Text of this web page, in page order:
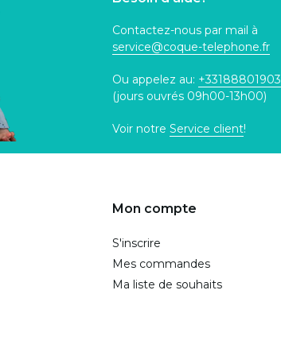
Contactez-nous par mail à
service@coque-telephone.fr
Ou appelez au: +33188801903
(jours ouvrés 09h00-13h00)
Voir notre Service client!
Mon compte
S'inscrire
Mes commandes
Ma liste de souhaits